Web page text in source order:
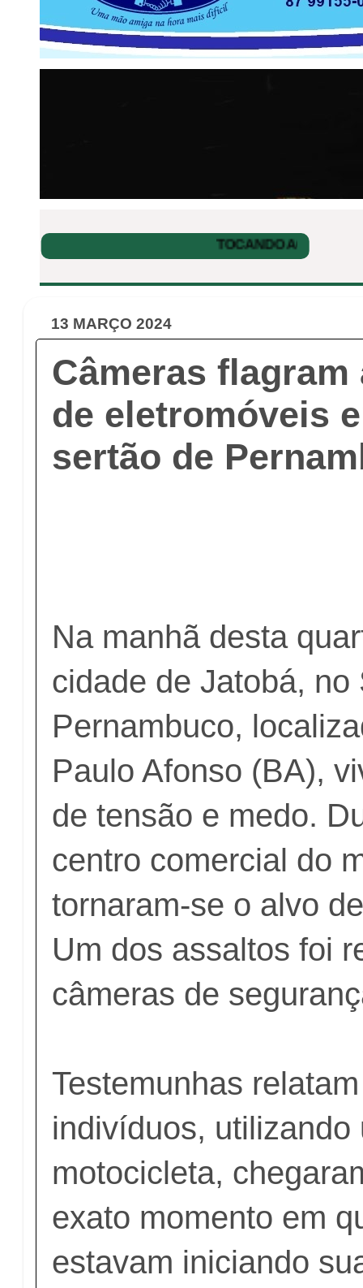
13 MARÇO 2024
Câmeras
de eletromóveis
sertão de
Na manhã desta
cidade de Jatobá, no
Pernambuco,
Paulo Afonso (BA),
de tensão e medo.
centro comercial do
tornaram-se o alvo
Um dos assaltos foi
câmeras de
Testemunhas
indivíduos, utilizando
motocicleta,
exato momento em
estavam iniciando